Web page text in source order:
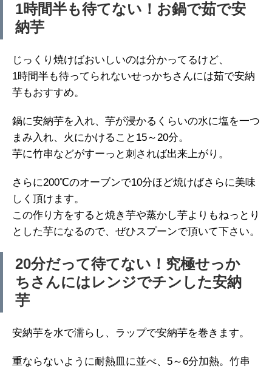
1時間半も待てない！お鍋で茹で安
納芋
じっくり焼けばおいしいのは分かってるけど、
1時間半も待ってられないせっかちさんには茹で安納
芋もおすすめ。
鍋に安納芋を入れ、芋が浸かるくらいの水に塩を一つ
まみ入れ、火にかけること15～20分。
芋に竹串などがすーっと刺されば出来上がり。
さらに200℃のオーブンで10分ほど焼けばさらに美味
しく頂けます。
この作り方をすると焼き芋や蒸かし芋よりもねっとり
とした芋になるので、ぜひスプーンで頂いて下さい。
20分だって待てない！究極せっか
ちさんにはレンジでチンした安納
芋
安納芋を水で濡らし、ラップで安納芋を巻きます。
重ならないように耐熱皿に並べ、5～6分加熱。竹串